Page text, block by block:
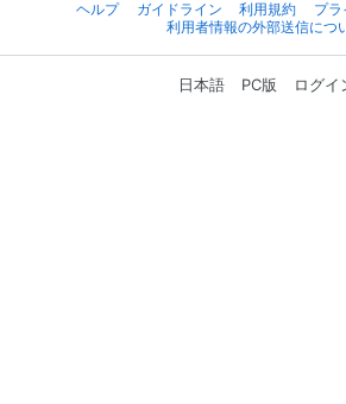
ヘルプ
ガイドライン 利用規約
プラ
利用者情報の外部送信につ
日本語 PC版 ログイ